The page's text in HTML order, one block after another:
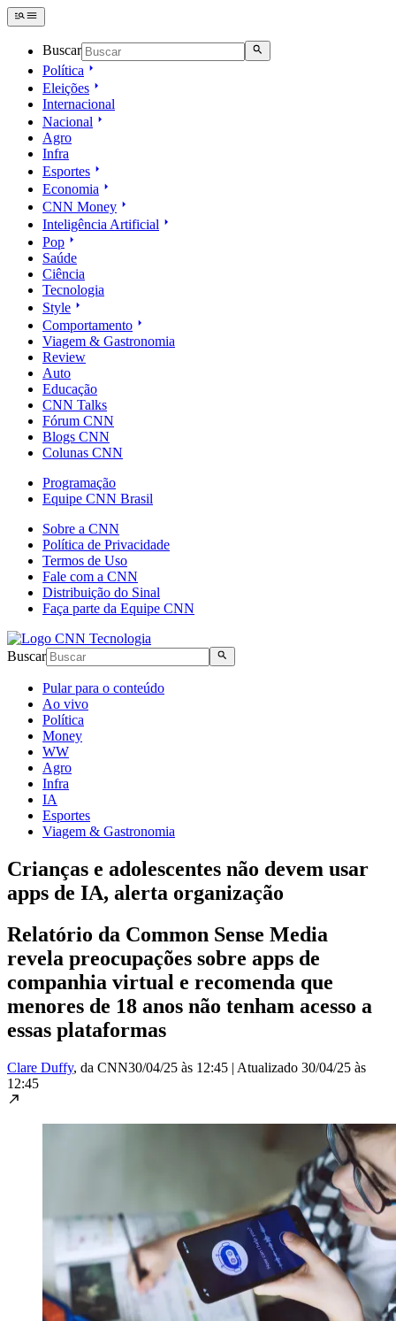
Buscar
Política
Eleições
Internacional
Nacional
Agro
Infra
Esportes
Economia
CNN Money
Inteligência Artificial
Pop
Saúde
Ciência
Tecnologia
Style
Comportamento
Viagem & Gastronomia
Review
Auto
Educação
CNN Talks
Fórum CNN
Blogs CNN
Colunas CNN
Programação
Equipe CNN Brasil
Sobre a CNN
Política de Privacidade
Termos de Uso
Fale com a CNN
Distribuição do Sinal
Faça parte da Equipe CNN
Buscar
Pular para o conteúdo
Ao vivo
Política
Money
WW
Agro
Infra
IA
Esportes
Viagem & Gastronomia
Crianças e adolescentes não devem usar
apps de IA, alerta organização
Relatório da Common Sense Media
revela preocupações sobre apps de
companhia virtual e recomenda que
menores de 18 anos não tenham acesso a
essas plataformas
Clare Duffy, da CNN30/04/25 às 12:45 | Atualizado 30/04/25 às
12:45